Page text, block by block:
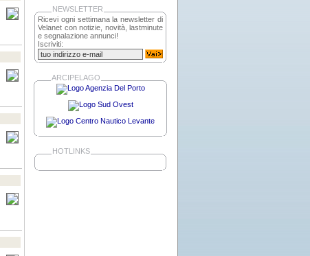
NEWSLETTER
Ricevi ogni settimana la newsletter di
Velanet con notizie, novità, lastminute
e segnalazione annunci!
Iscriviti:
ARCIPELAGO
HOTLINKS